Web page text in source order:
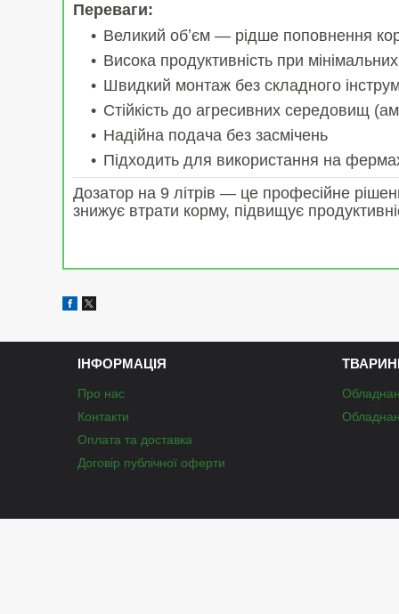
Переваги:
Великий обʼєм — рідше поповнення
Висока продуктивність при
Швидкий монтаж без складного
Стійкість до агресивних середовищ
Надійна подача без засмічень
Підходить для використання на
Дозатор на 9 літрів — це професійне
знижує втрати корму, підвищує
ІНФОРМАЦІЯ
Про нас
Контакти
Оплата та доставка
Договір публічної оферти